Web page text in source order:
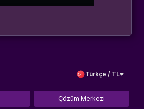
Türkçe / TL
Çözüm Merkezi